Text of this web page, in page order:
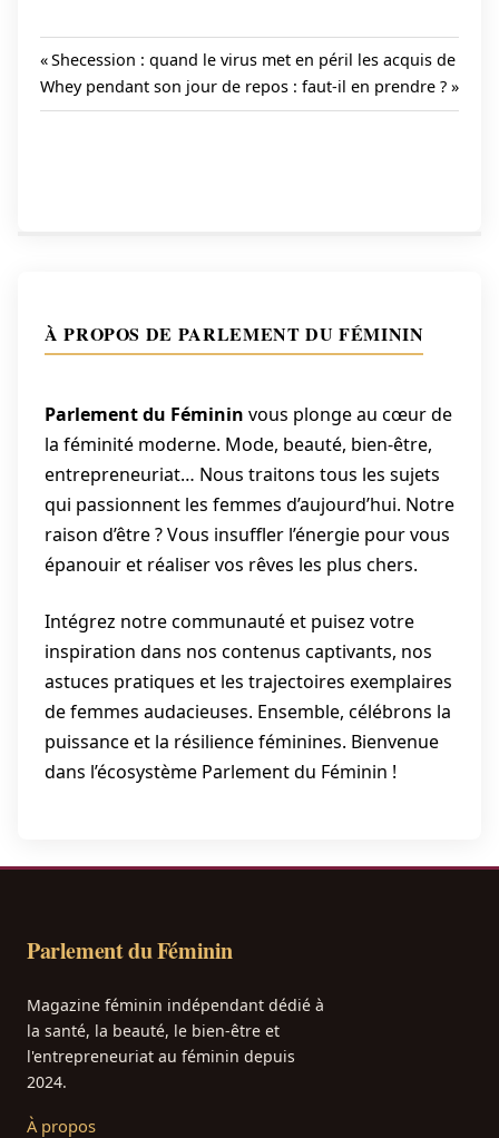
Navigation
Previous
Post:
Shecession : quand le virus met en péril les acquis de
Next
Post:
Whey pendant son jour de repos : faut-il en prendre ?
À PROPOS DE PARLEMENT DU FÉMININ
Parlement du Féminin vous plonge au cœur de
la féminité moderne. Mode, beauté, bien-être,
entrepreneuriat… Nous traitons tous les sujets
qui passionnent les femmes d’aujourd’hui. Notre
raison d’être ? Vous insuffler l’énergie pour vous
épanouir et réaliser vos rêves les plus chers.
Intégrez notre communauté et puisez votre
inspiration dans nos contenus captivants, nos
astuces pratiques et les trajectoires exemplaires
de femmes audacieuses. Ensemble, célébrons la
puissance et la résilience féminines. Bienvenue
dans l’écosystème Parlement du Féminin !
Parlement du Féminin
Magazine féminin indépendant dédié à
la santé, la beauté, le bien-être et
l'entrepreneuriat au féminin depuis
2024.
À propos